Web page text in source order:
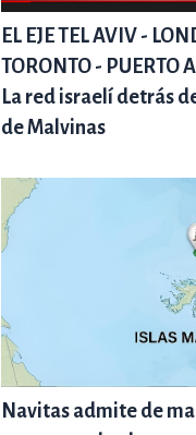
EL EJE TEL AVIV -
TORONTO - PUERTO
La red israelí detrás
de Malvinas
Navitas admite de